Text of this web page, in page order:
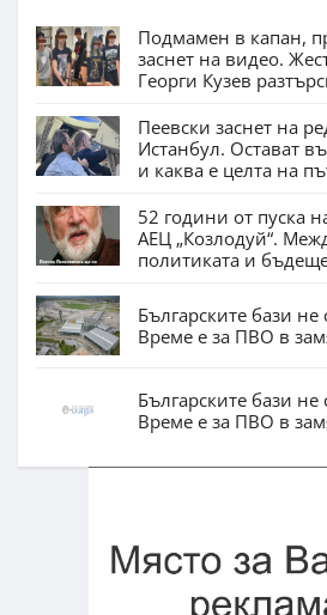
Подмамен в капан,
заснет на видео.
Георги Кузев
Пеевски заснет на
Истанбул. Остават
и каква е целта на
52 години от пуска
АЕЦ „Козлодуй“.
политиката и
Българските бази не
Време е за ПВО в
Българските бази не
Време е за ПВО в